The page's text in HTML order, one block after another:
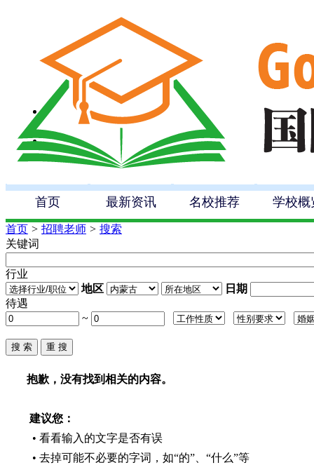
首页 最新资讯 名校推荐 学校概
首页 > 招聘老师 > 搜索
关键词
行业
地区
日期
待遇
~
抱歉，没有找到相关的内容。
建议您：
• 看看输入的文字是否有误
• 去掉可能不必要的字词，如“的”、“什么”等